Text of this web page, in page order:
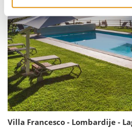
Villa Francesco - Lombardije -